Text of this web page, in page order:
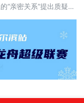
“亲密关系”提出质疑，